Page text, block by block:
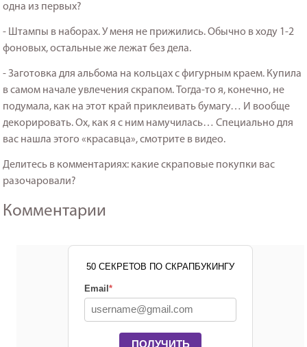
одна из первых?
- Штампы в наборах. У меня не прижились. Обычно в ходу 1-2
фоновых, остальные же лежат без дела.
- Заготовка для альбома на кольцах с фигурным краем. Купила
в самом начале увлечения скрапом. Тогда-то я, конечно, не
подумала, как на этот край приклеивать бумагу… И вообще
декорировать. Ох, как я с ним намучилась… Специально для
вас нашла этого «красавца», смотрите в видео.
Делитесь в комментариях: какие скраповые покупки вас
разочаровали?
Комментарии
50 СЕКРЕТОВ ПО СКРАПБУКИНГУ
Email*
ПОЛУЧИТЬ